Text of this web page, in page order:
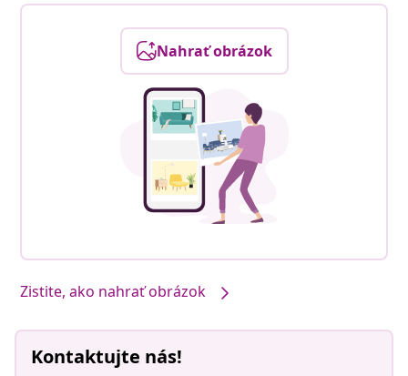
Nahrať obrázok
Zistite, ako nahrať obrázok
Kontaktujte nás!